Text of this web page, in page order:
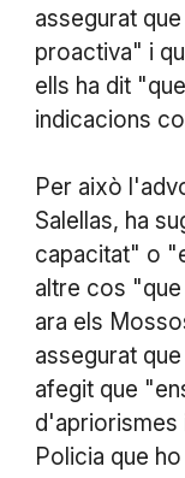
assegurat
proactiva" i
ells ha dit
indicacions
Per això
Salellas, ha
capacitat" o
altre cos
ara els
assegurat
afegit que
d'apriorismes
Policia que